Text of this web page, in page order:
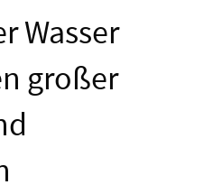
Wasser
großer